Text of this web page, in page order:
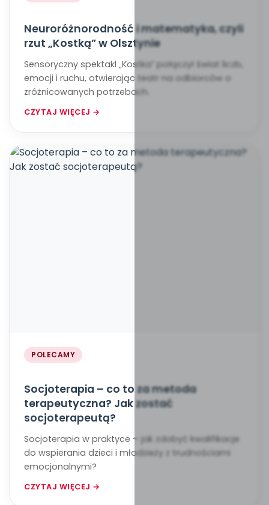
Neuroróżnorodność i matematyka, czyli
rzut „Kostką” w Olsztynie
Sensoryczny spektakl „Kostka” połączył świat liczb,
emocji i ruchu, otwierając teatr na odbiorców o
zróżnicowanych potrzebach.
CZYTAJ WIĘCEJ →
POLECAMY
Socjoterapia – co to za metoda
terapeutyczna? Jak zostać
socjoterapeutą?
Socjoterapia w praktyce – jak zdobyć kwalifikacje
do wspierania dzieci i młodzieży z trudnościami
emocjonalnymi?
CZYTAJ WIĘCEJ →